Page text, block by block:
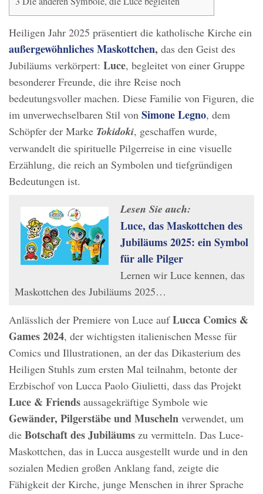
Heiligen Jahr 2025 präsentiert die katholische Kirche ein
außergewöhnliches Maskottchen, das den Geist des
Jubiläums verkörpert: Luce, begleitet von einer Gruppe
besonderer Freunde, die ihre Reise noch
bedeutungsvoller machen. Diese Familie von Figuren, die
im unverwechselbaren Stil von Simone Legno, dem
Schöpfer der Marke Tokidoki, geschaffen wurde,
verwandelt die spirituelle Pilgerreise in eine visuelle
Erzählung, die reich an Symbolen und tiefgründigen
Bedeutungen ist.
Lesen Sie auch:
Luce, das Maskottchen des
Jubiläums 2025: ein Symbol
für alle Pilger
Lernen wir Luce kennen, das
Maskottchen des Jubiläums 2025…
Anlässlich der Premiere von Luce aufLucca Comics &
Games 2024, der wichtigsten italienischen Messe für
Comics und Illustrationen, an der das Dikasterium des
Heiligen Stuhls zum ersten Mal teilnahm, betonte der
Erzbischof von Lucca Paolo Giulietti, dass das Projekt
Luce & Friends aussagekräftige Symbole wie
Gewänder, Pilgerstäbe und Muscheln verwendet, um
die Botschaft des Jubiläums zu vermitteln. Das Luce-
Maskottchen, das in Lucca ausgestellt wurde und in den
sozialen Medien großen Anklang fand, zeigte die
Fähigkeit der Kirche, junge Menschen in ihrer Sprache